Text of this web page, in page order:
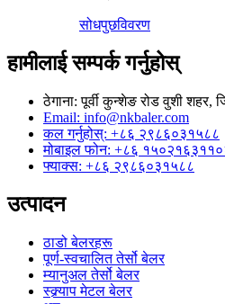
सोधपुछविवरण
हामीलाई सम्पर्क गर्नुहोस्
ठेगाना: पूर्वी कुन्शेङ रोड वुशी शहर,
Email: info@nkbaler.com
कल गर्नुहोस्: +८६ २९८६०३१५८८
मोबाइल फोन: +८६
फ्याक्स: +८६ २९८६०३१५८८
उत्पादन
ठाडो बेलरहरू
पूर्ण-स्वचालित तेर्सो बेलर
म्यानुअल तेर्सो बेलर
स्क्र्याप मेटल बेलर